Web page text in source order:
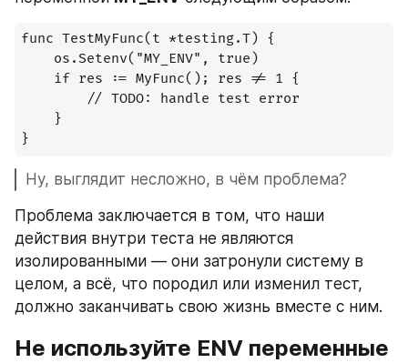
func TestMyFunc(t *testing.T) {
    os.Setenv("MY_ENV", true)
    if res := MyFunc(); res != 1 {
        // TODO: handle test error
    }
}
Ну, выглядит несложно, в чём проблема?
Проблема заключается в том, что наши
действия внутри теста не являются
изолированными — они затронули систему в
целом, а всё, что породил или изменил тест,
должно заканчивать свою жизнь вместе с ним.
Не используйте ENV переменные